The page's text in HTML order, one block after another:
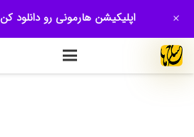
اپلیکیشن هارمونی رو دانلود کن +